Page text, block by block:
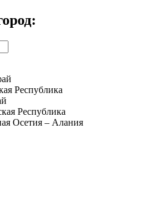
Республика
Республика
Осетия – Алания